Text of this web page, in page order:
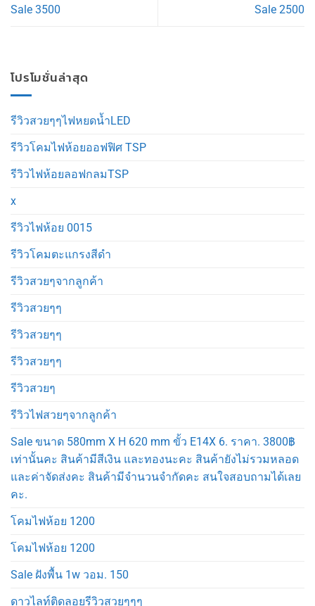
โปรโมชั่นล่าสุด
รีวิวสวยๆๆไฟหยดน้ำLED
รีวิวโคมไฟห้อยออฟฟิศ TSP
รีวิวไฟห้อยลอฟกลมTSP
x
รีวิวไฟห้อย 0015
รีวิวโคมตะแกรงสีดำ
รีวิวสวยๆจากลูกค้า
รีวิวสวยๆๆ
รีวิวสวยๆๆ
รีวิวสวยๆๆ
รีวิวสวยๆ
รีวิวไฟสวยๆจากลูกค้า
Sale ขนาด 580mm X H 620 mm ขั้ว E14X 6. ราคา. 3800฿
เท่านั้นคะ สินค้ามีสีเงิน และทองนะคะ สินค้ายังไม่รวมหลอด
และค่าจัดส่งคะ สินค้ามีจำนวนจำกัดคะ สนใจสอบถามได้เลย
คะ.
โคมไฟห้อย 1200
โคมไฟห้อย 1200
Sale ฝังพื้น 1w วอม. 150
ดาวไลท์ติดลอยรีวิวสวยๆๆๆ
Sale 3500 Sale 2500